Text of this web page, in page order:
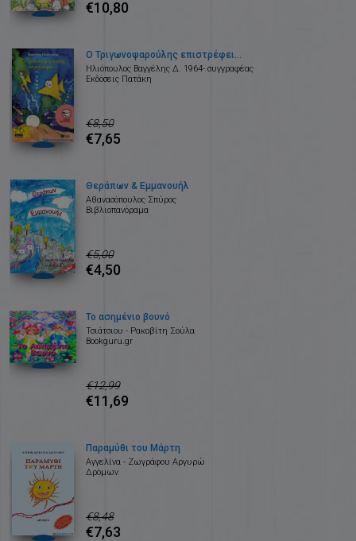
€10,80
Ο Τριγωνοψαρούλης επιστρέφει...
Ηλιόπουλος Βαγγέλης Δ. 1964- συγγραφέας
Εκδόσεις Πατάκη
€8,50
€7,65
Θεράπων & Εμμανουήλ
Αθανασόπουλος Σπύρος
Βιβλιοπανόραμα
€5,00
€4,50
Το ασημένιο βουνό
Τσιάτσιου - Ρακοβίτη Σούλα
Bookguru.gr
€12,99
€11,69
Παραμύθι του Μάρτη
Αγγελίνα - Ζωγράφου Αργυρώ
Δρόμων
€8,48
€7,63